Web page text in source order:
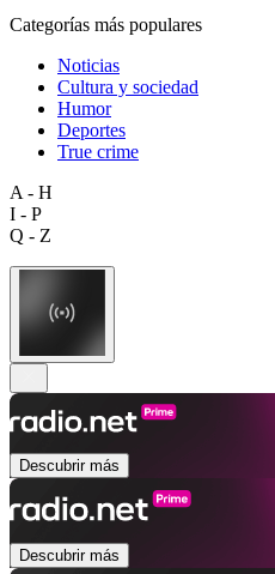
Categorías más populares
Noticias
Cultura y sociedad
Humor
Deportes
True crime
A - H
I - P
Q - Z
Descubrir más
Descubrir más